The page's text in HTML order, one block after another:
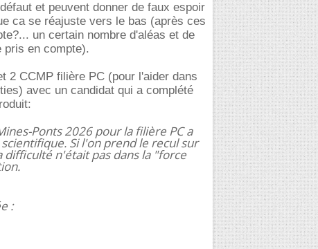
et peuvent donner de faux espoir
ca se réajuste vers le bas (après ces
un certain nombre d'aléas et de
pris en compte).
2 CCMP filière PC (pour l'aider dans
avec un candidat qui a complété
Ponts 2026 pour la filière PC a
Si l'on prend le recul sur
difficulté n'était pas dans la "force
: